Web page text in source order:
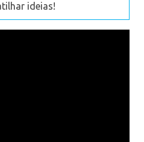
ideias!